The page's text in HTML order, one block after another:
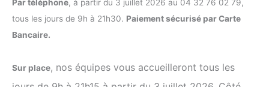
Par téléphone, à partir du 3 juillet 2026 au 04 32 76 02 79,
tous les jours de 9h à 21h30. Paiement sécurisé par Carte
Bancaire.
Sur place, nos équipes vous accueilleront tous les